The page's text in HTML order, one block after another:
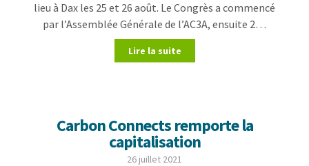
lieu à Dax les 25 et 26 août. Le Congrès a commencé
par l’Assemblée Générale de l’AC3A, ensuite 2…
Lire la suite
Carbon Connects remporte la
capitalisation
26 juillet 2021